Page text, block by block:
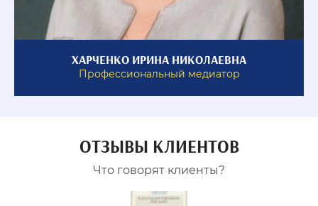
ХАРЧЕНКО ИРИНА НИКОЛАЕВНА
Профессиональный медиатор
Что говорят клиенты?
ОТЗЫВЫ КЛИЕНТОВ